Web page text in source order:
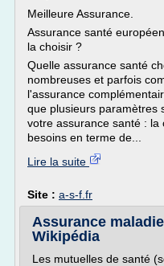
Meilleure Assurance.
Assurance santé
la choisir ?
Quelle assurance santé
nombreuses et parfois
l'assurance
que plusieurs paramètres
votre assurance santé : la
besoins en terme de...
Lire la suite
Site : a-s-f.fr
Assurance
Wikipédia
Les mutuelles de santé